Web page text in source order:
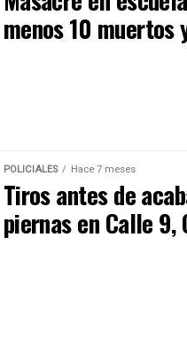
menos 10 muertos
POLICIALES Hace 7 meses
Tiros antes de
piernas en Calle 9,